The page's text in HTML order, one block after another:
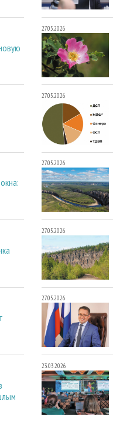
27.05.2026
27.05.2026
27.05.2026
27.05.2026
27.05.2026
23.03.2026